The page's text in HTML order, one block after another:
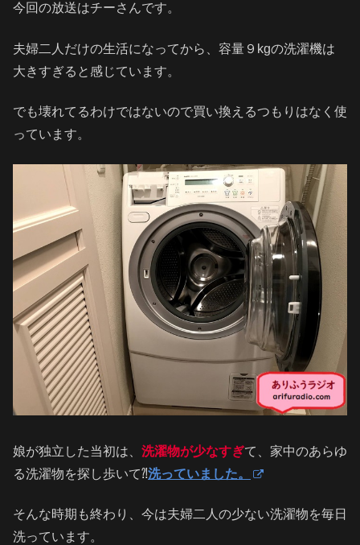
今回の放送はチーさんです。
夫婦二人だけの生活になってから、容量９kgの洗濯機は
大きすぎると感じています。
でも壊れてるわけではないので買い換えるつもりはなく使
っています。
娘が独立した当初は、 洗濯物が少なすぎて、家中のあらゆ
る洗濯物を探し歩いて⁈洗っていました。
そんな時期も終わり、今は夫婦二人の少ない洗濯物を毎日
洗っています。